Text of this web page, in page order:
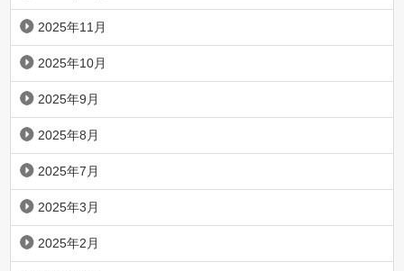
2025年11月
2025年10月
2025年9月
2025年8月
2025年7月
2025年3月
2025年2月